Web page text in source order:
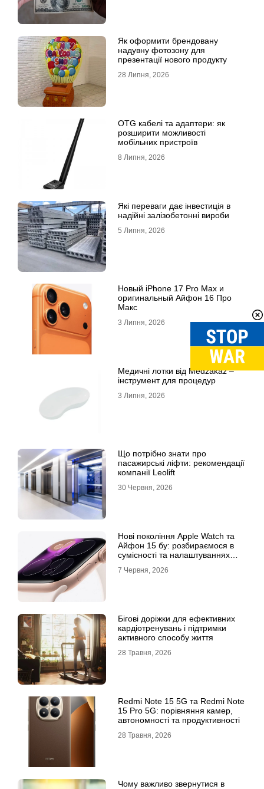
Як оформити брендовану
надувну фотозону для
презентації нового продукту
28 Липня, 2026
OTG кабелі та адаптери: як
розширити можливості
мобільних пристроїв
8 Липня, 2026
Які переваги дає інвестиція в
надійні залізобетонні вироби
5 Липня, 2026
Новый iPhone 17 Pro Max и
оригинальный Айфон 16 Про
Макс
3 Липня, 2026
Медичні лотки від Medzakaz –
інструмент для процедур
3 Липня, 2026
Що потрібно знати про
пасажирські ліфти: рекомендації
компанії Leolift
30 Червня, 2026
Нові покоління Apple Watch та
Айфон 15 бу: розбираємося в
сумісності та налаштуваннях
7 Червня, 2026
Бігові доріжки для ефективних
кардіотренувань і підтримки
активного способу життя
28 Травня, 2026
Redmi Note 15 5G та Redmi Note
15 Pro 5G: порівняння камер,
автономності та продуктивності
28 Травня, 2026
Чому важливо звернутися в